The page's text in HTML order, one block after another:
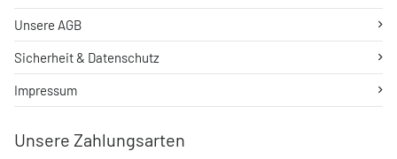
Unsere Zahlungsarten
Unsere AGB
Sicherheit & Datenschutz
Impressum